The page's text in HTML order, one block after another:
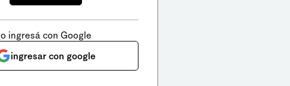
o ingresá con Google
ingresar con google